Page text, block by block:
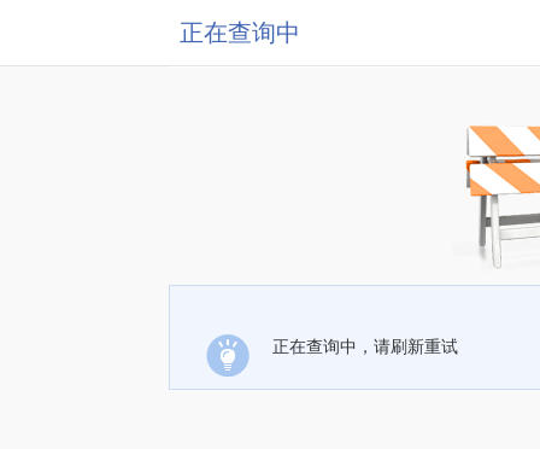
正在查询中
正在查询中，请刷新重试